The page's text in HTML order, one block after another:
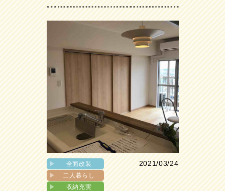
▶︎
全面改装
▶︎
二人暮らし
▶︎
収納充実
2021/03/24